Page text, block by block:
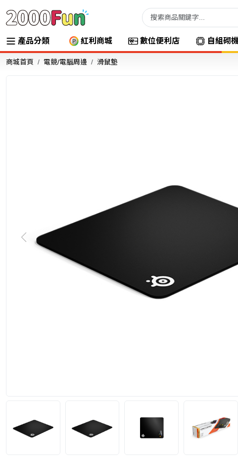
產品分類 紅利商城 數位便利店 自組砌
商城首頁 電競/電腦周邊 滑鼠墊